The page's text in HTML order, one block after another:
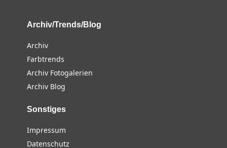
Archiv/Trends/Blog
Archiv
Farbtrends
Archiv Fotogalerien
Archiv Blog
Sonstiges
Impressum
Datenschutz